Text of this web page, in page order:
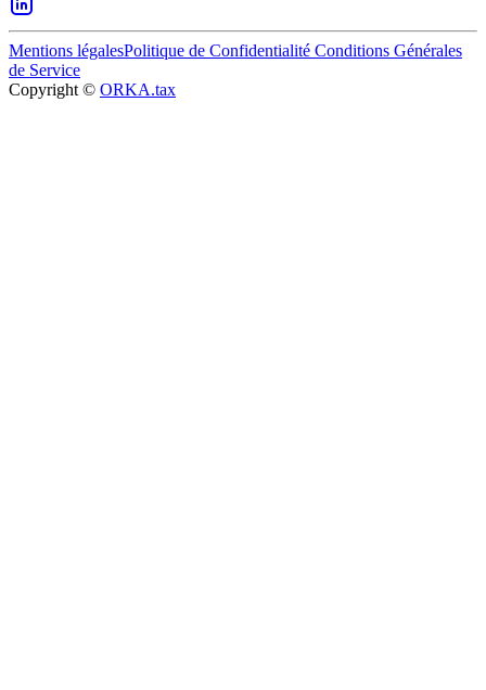
Mentions légalesPolitique de Confidentialité Conditions Générales
de Service
Copyright © ORKA.tax